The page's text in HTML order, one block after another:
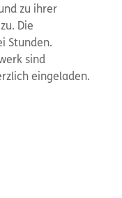
zu ihrer
Die
Stunden.
sind
eingeladen.